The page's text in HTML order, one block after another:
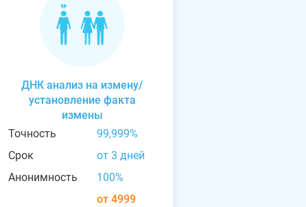
ДНК анализ на измену/
установление факта
измены
Точность
99,999%
Срок
от 3 дней
Анонимность
100%
от 4999